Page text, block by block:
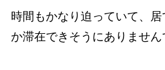
時間もかなり迫っていて、
か滞在できそうにありません